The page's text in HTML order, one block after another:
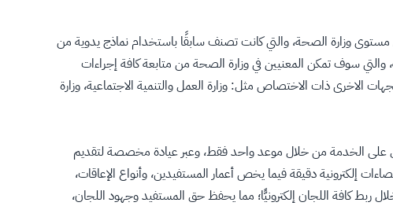
وزارة الصحة، والتي كانت تصنف سابقًا باستخدام نماذج يدوية من
ستتاح من خلال منصة صحة الإلكترونية، والتي سوف تمكن المعنيين في وزارة الصحة من متابعة كافة إجراءات
الاخرى ذات الاختصاص مثل: وزارة العمل والتنمية الاجتماعية، وزارة
(موعد) وخدمة (937)، لجعل الإجراءات أسهل وأسرع بالحصول على الخدمة من خلال موعد واحد فقط، وعبر عيادة مخصصة لتقديم
وبيانات المصنفين وإحصاءات إلكترونية دقيقة فيما يخص أعمار المستفيدين، وأنواع الإعاقات،
ربط كافة اللجان إلكترونيًّا؛ مما يحفظ حق المستفيد وجهود اللجان،